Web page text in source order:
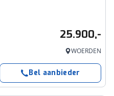
25.900,-
WOERDEN
Bel aanbieder